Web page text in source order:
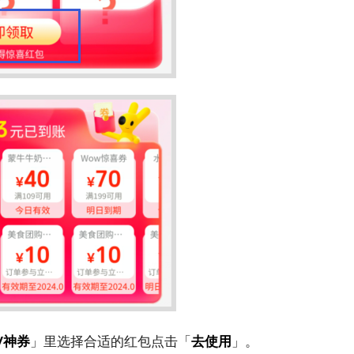
券 」里选择合适的红包点击「去使用 」。